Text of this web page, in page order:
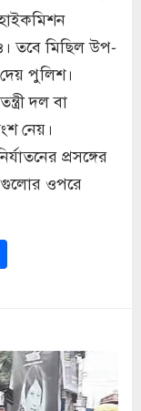
তবে মিছিল উপ-
পুলিশ।
দল বা
নেয়।
প্রসঙ্গের
ওপরে